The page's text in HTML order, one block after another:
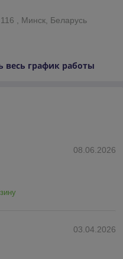
, Минск, Беларусь
весь график работы
08.06.2026
03.04.2026